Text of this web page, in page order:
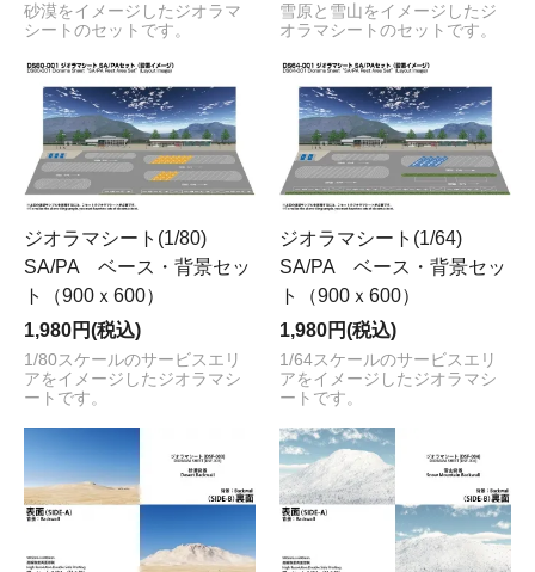
砂漠をイメージしたジオラマ
シートのセットです。
雪原と雪山をイメージしたジ
オラマシートのセットです。
ジオラマシート(1/80)
SA/PA ベース・背景セッ
ト（900ｘ600）
1,980円(税込)
1/80スケールのサービスエリ
アをイメージしたジオラマシ
ートです。
ジオラマシート(1/64)
SA/PA ベース・背景セッ
ト（900ｘ600）
1,980円(税込)
1/64スケールのサービスエリ
アをイメージしたジオラマシ
ートです。